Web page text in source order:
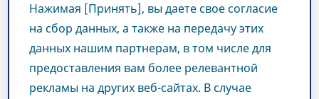
Нажимая [Принять], вы даете свое согласие
на сбор данных, а также на передачу этих
данных нашим партнерам, в том числе для
предоставления вам более релевантной
рекламы на других веб-сайтах. В случае